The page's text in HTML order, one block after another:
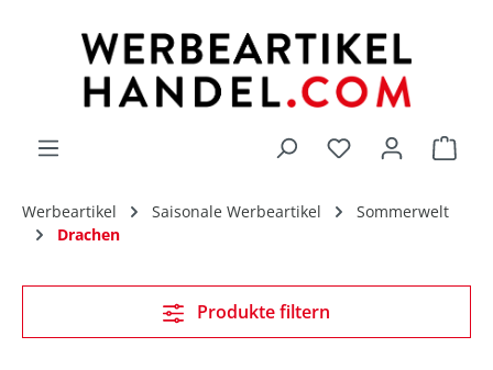
Du hast 0
Werbeartikel Saisonale Werbeartikel
Sommerwelt
Drachen
Produkte filtern